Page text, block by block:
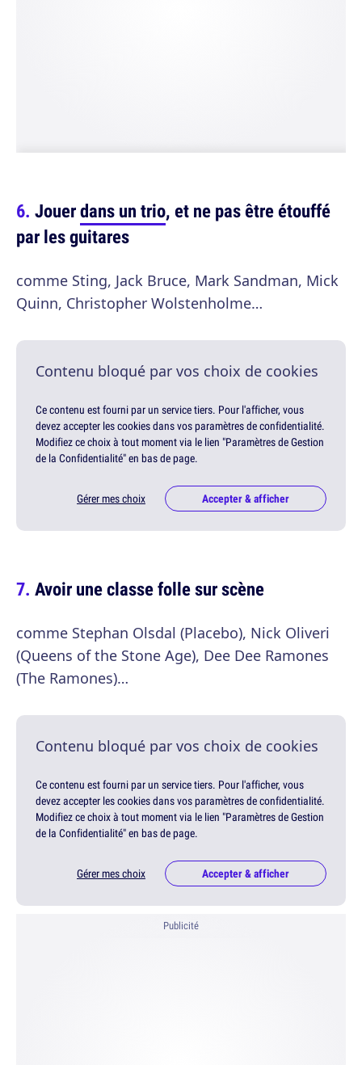
Jouerdans un trio, et ne pas être étouffé
par les guitares
comme Sting, Jack Bruce, Mark Sandman, Mick
Quinn, Christopher Wolstenholme…
Contenu bloqué par vos choix de cookies
Ce contenu est fourni par un service tiers. Pour l'afficher, vous
devez accepter les cookies dans vos paramètres de confidentialité.
Modifiez ce choix à tout moment via le lien "Paramètres de Gestion
de la Confidentialité" en bas de page.
Gérer mes choix Accepter & afficher
Avoir une classe folle sur scène
comme Stephan Olsdal (Placebo), Nick Oliveri
(Queens of the Stone Age), Dee Dee Ramones
(The Ramones)…
Contenu bloqué par vos choix de cookies
Ce contenu est fourni par un service tiers. Pour l'afficher, vous
devez accepter les cookies dans vos paramètres de confidentialité.
Modifiez ce choix à tout moment via le lien "Paramètres de Gestion
de la Confidentialité" en bas de page.
Gérer mes choix Accepter & afficher
Publicité